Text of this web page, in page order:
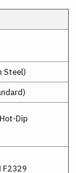
Steel)
Dip
F2329